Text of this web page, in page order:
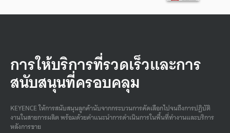
การให้บริการที่รวดเร็วและการ
สนับสนุนที่ครอบคลุม
KEYENCE ให้การสนับสนุนลูกค้านับจากกระบวนการคัดเลือกไปจนถึงการปฏิบัติ
งานในสายการผลิต พร้อมด้วยคําแนะนําการดําเนินการในพื้นที่ทํางานและบริการ
หลังการขาย